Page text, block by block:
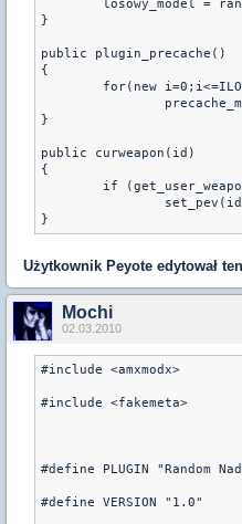
}
public plugin_precache()
{
}
public curweapon(id)
{
}
Użytkownik Peyote edytował
Mochi
02.03.2010
#include <amxmodx>
#include <fakemeta>
#define PLUGIN "Random
#define VERSION "1.0"